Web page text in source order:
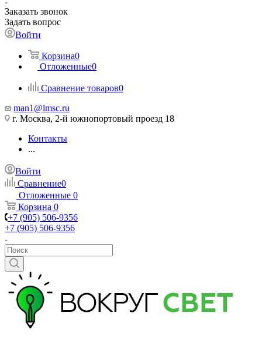
Заказать звонок
Задать вопрос
Войти
Корзина0
Отложенные0
Сравнение товаров0
man1@lmsc.ru
г. Москва, 2-й южнопортовый проезд 18
Контакты
...
Войти
Сравнение0
Отложенные 0
Корзина 0
+7 (905) 506-9356
+7 (905) 506-9356